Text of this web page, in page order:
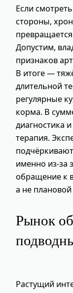
Если
стороны,
Допустим,
признаков
В итоге —
длительной
регулярные
корма. В
диагностика
терапия.
именно из‑за
обращение к
а не
Рынок
Растущий